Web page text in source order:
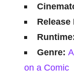
Release
Genre:
on a Comic